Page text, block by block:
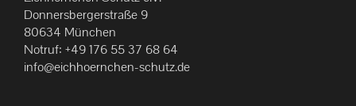
Die
können
auf
Donnersbergerstraße 9
80634 München
Notruf: +49 176 55 37 68 64
info@eichhoernchen-schutz.de